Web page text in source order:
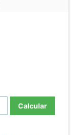
Calcular